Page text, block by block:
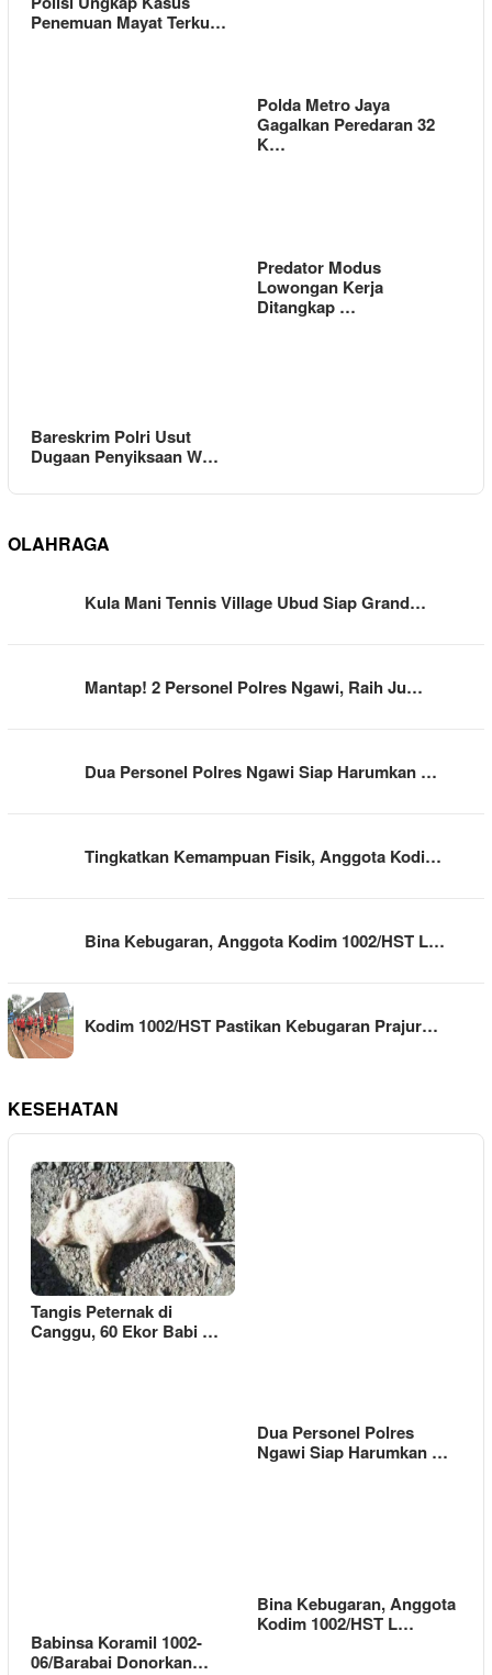
Penemuan Mayat Terku…
Polda Metro Jaya
Gagalkan Peredaran 32
K…
Bareskrim Polri Usut
Dugaan Penyiksaan W…
Predator Modus
Lowongan Kerja
Ditangkap …
OLAHRAGA
Kula Mani Tennis Village Ubud Siap Grand…
Mantap! 2 Personel Polres Ngawi, Raih Ju…
Dua Personel Polres Ngawi Siap Harumkan …
Tingkatkan Kemampuan Fisik, Anggota Kodi…
Bina Kebugaran, Anggota Kodim 1002/HST L…
Kodim 1002/HST Pastikan Kebugaran Prajur…
KESEHATAN
Tangis Peternak di
Canggu, 60 Ekor Babi …
Dua Personel Polres
Ngawi Siap Harumkan …
Babinsa Koramil 1002-
06/Barabai Donorkan…
Bina Kebugaran, Anggota
Kodim 1002/HST L…